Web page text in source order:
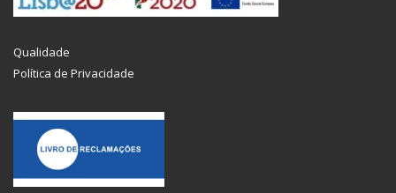
Qualidade
Política de Privacidade